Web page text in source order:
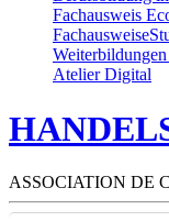
Fachausweis
Fachausweise
Atelier Digital
ASSOCIATION DE